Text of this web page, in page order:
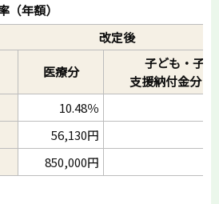
（年額）
改定後
医療分
子ども・子
支援納付金分
10.48％
56,130円
850,000円